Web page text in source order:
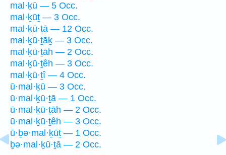
mal·ḵū — 5 Occ.
mal·ḵūṯ — 3 Occ.
mal·ḵū·ṯā — 12 Occ.
mal·ḵū·ṯāḵ — 3 Occ.
mal·ḵū·ṯāh — 2 Occ.
mal·ḵū·ṯêh — 3 Occ.
mal·ḵū·ṯî — 4 Occ.
ū·mal·ḵū — 3 Occ.
ū·mal·ḵū·ṯā — 1 Occ.
ū·mal·ḵū·ṯāh — 2 Occ.
ū·mal·ḵū·ṯêh — 3 Occ.
ū·ḇə·mal·ḵūṯ — 1 Occ.
ḇə·mal·ḵū·ṯā — 2 Occ.